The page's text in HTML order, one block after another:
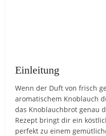
Einleitung
Wenn der Duft von frisch
aromatischem Knoblauch
das Knoblauchbrot genau
Rezept bringt dir ein
perfekt zu einem